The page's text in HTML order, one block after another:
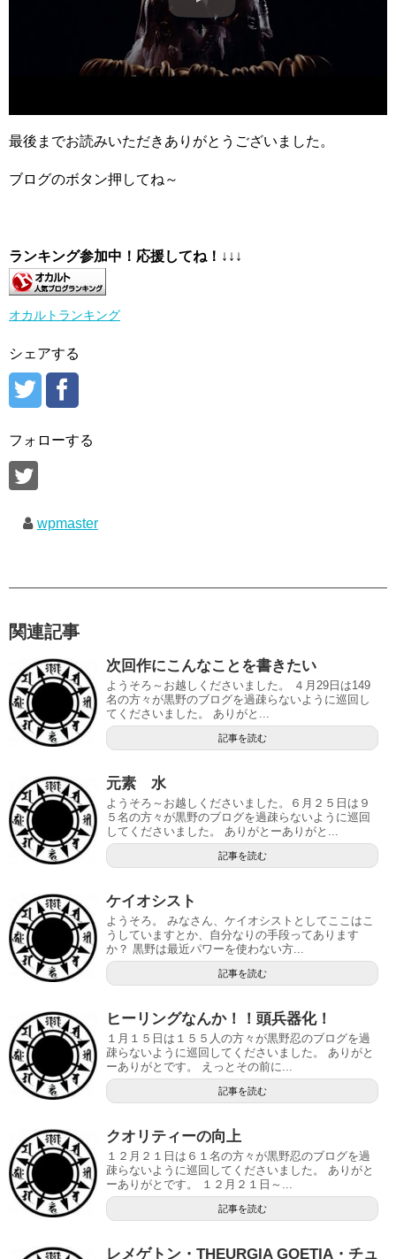
最後までお読みいただきありがとうございました。
ブログのボタン押してね～
ランキング参加中！応援してね！ ↓↓↓
オカルトランキング
シェアする
フォローする
wpmaster
関連記事
次回作にこんなことを書きたい
ようそろ～お越しくださいました。 ４月29日は149
名の方々が黒野のブログを過疎らないように巡回し
てくださいました。 ありがと...
記事を読む
元素 水
ようそろ～お越しくださいました。６月２５日は９
５名の方々が黒野のブログを過疎らないように巡回
してくださいました。 ありがとーありがと...
記事を読む
ケイオシスト
ようそろ。 みなさん、ケイオシストとしてここはこ
うしていますとか、自分なりの手段ってあります
か？ 黒野は最近パワーを使わない方...
記事を読む
ヒーリングなんか！！頭兵器化！
１月１５日は１５５人の方々が黒野忍のブログを過
疎らないように巡回してくださいました。 ありがと
ーありがとです。 えっとその前に...
記事を読む
クオリティーの向上
１２月２１日は６１名の方々が黒野忍のブログを過
疎らないように巡回してくださいました。 ありがと
ーありがとです。 １２月２１日～...
記事を読む
レメゲトン・THEURGIA GOETIA・チュ